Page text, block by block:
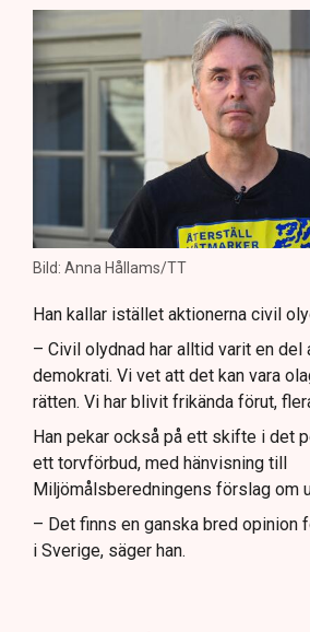
Bild: Anna Hållams/TT
Han kallar istället aktionerna civil
– Civil olydnad har alltid varit en del
demokrati. Vi vet att det kan vara
rätten. Vi har blivit frikända förut,
Han pekar också på ett skifte i det
ett torvförbud, med hänvisning till
Miljömålsberedningens förslag om
– Det finns en ganska bred opinion
i Sverige, säger han.